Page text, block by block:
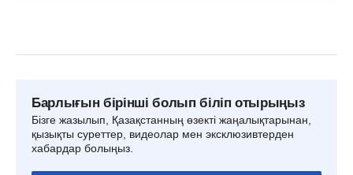
Барлығын бірінші болып біліп отырыңыз
Бізге жазылып, Қазақстанның өзекті жаңалықтарынан,
қызықты суреттер, видеолар мен эксклюзивтерден
хабардар болыңыз.